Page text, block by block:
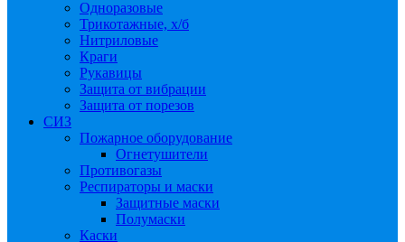
Одноразовые
Трикотажные, х/б
Нитриловые
Краги
Рукавицы
Защита от вибрации
Защита от порезов
СИЗ
Пожарное оборудование
Огнетушители
Противогазы
Респираторы и маски
Защитные маски
Полумаски
Каски